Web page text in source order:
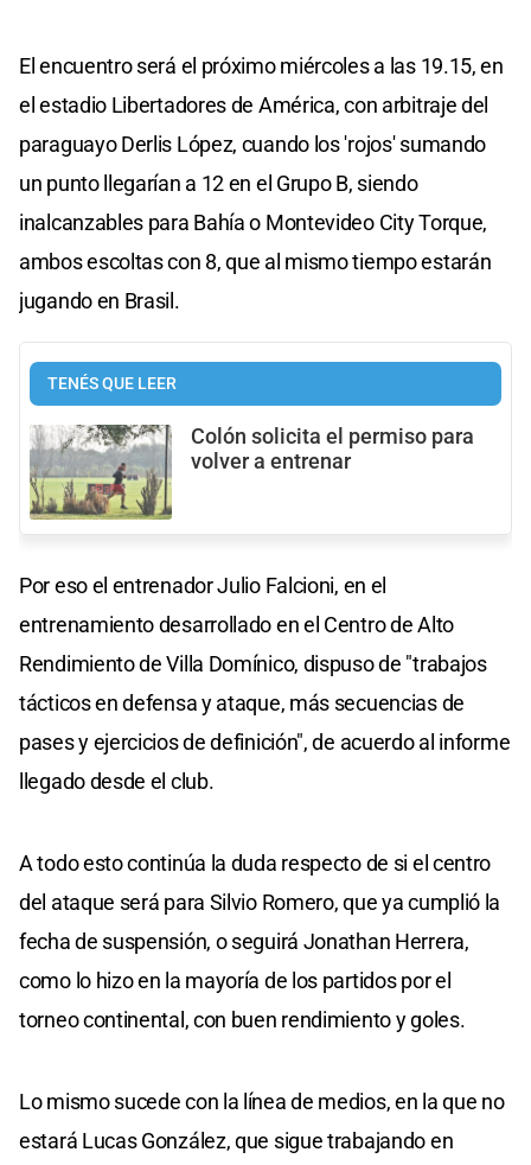
El encuentro será el próximo miércoles a las 19.15, en
el estadio Libertadores de América, con arbitraje del
paraguayo Derlis López, cuando los 'rojos' sumando
un punto llegarían a 12 en el Grupo B, siendo
inalcanzables para Bahía o Montevideo City Torque,
ambos escoltas con 8, que al mismo tiempo estarán
jugando en Brasil.
TENÉS QUE LEER
Colón solicita el permiso para
volver a entrenar
Por eso el entrenador Julio Falcioni, en el
entrenamiento desarrollado en el Centro de Alto
Rendimiento de Villa Domínico, dispuso de "trabajos
tácticos en defensa y ataque, más secuencias de
pases y ejercicios de definición", de acuerdo al informe
llegado desde el club.
A todo esto continúa la duda respecto de si el centro
del ataque será para Silvio Romero, que ya cumplió la
fecha de suspensión, o seguirá Jonathan Herrera,
como lo hizo en la mayoría de los partidos por el
torneo continental, con buen rendimiento y goles.
Lo mismo sucede con la línea de medios, en la que no
estará Lucas González, que sigue trabajando en